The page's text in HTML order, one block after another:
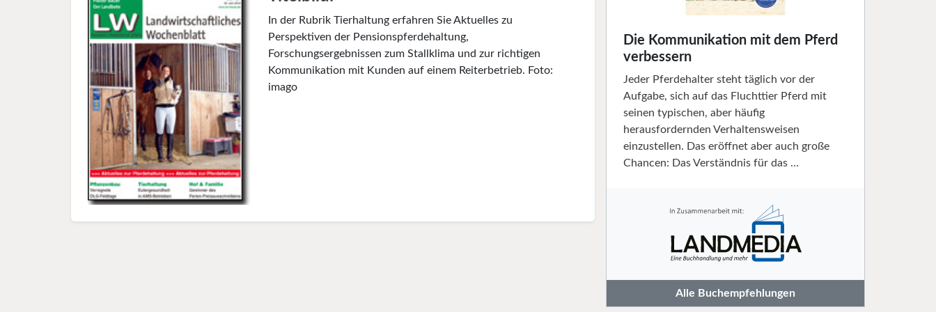
In der Rubrik Tierhaltung erfahren Sie Aktuelles zu
Perspektiven der Pensionspferdehaltung,
Forschungsergebnissen zum Stallklima und zur richtigen
Kommunikation mit Kunden auf einem Reiterbetrieb. Foto:
imago
Die Kommunikation mit dem Pferd
verbessern
Jeder Pferdehalter steht täglich vor der
Aufgabe, sich auf das Fluchttier Pferd mit
seinen typischen, aber häufig
herausfordernden Verhaltensweisen
einzustellen. Das eröffnet aber auch große
Chancen: Das Verständnis für das …
Alle Buchempfehlungen